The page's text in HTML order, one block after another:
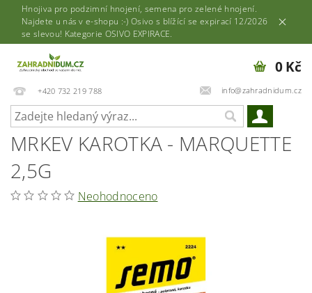
Hnojiva pro podzimní hnojení, semena pro zelené hnojení.
Najdete u nás v e-shopu :-) Osivo s blížící se expirací 12/2026
se slevou! Kategorie OSIVO EXPIRACE.
+420 732 219 788 info@zahradnidum.cz
0 Kč
MRKEV KAROTKA - MARQUETTE
2,5G
Neohodnoceno